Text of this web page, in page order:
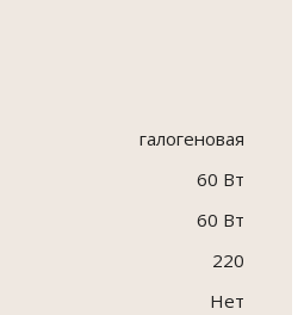
галогеновая
60 Вт
60 Вт
220
Нет